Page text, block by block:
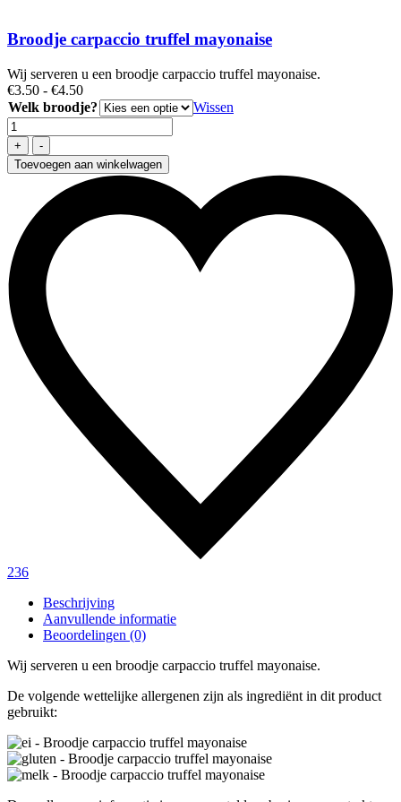
Broodje carpaccio truffel mayonaise
Wij serveren u een broodje carpaccio truffel mayonaise.
€3.50 - €4.50Prijsklasse:
€3.50
tot
€4.50
Welk broodje? Wissen
Toevoegen aan winkelwagen
236
Beschrijving
Aanvullende informatie
Beoordelingen (0)
Wij serveren u een broodje carpaccio truffel mayonaise.
De volgende wettelijke allergenen zijn als ingrediënt in dit product
gebruikt: